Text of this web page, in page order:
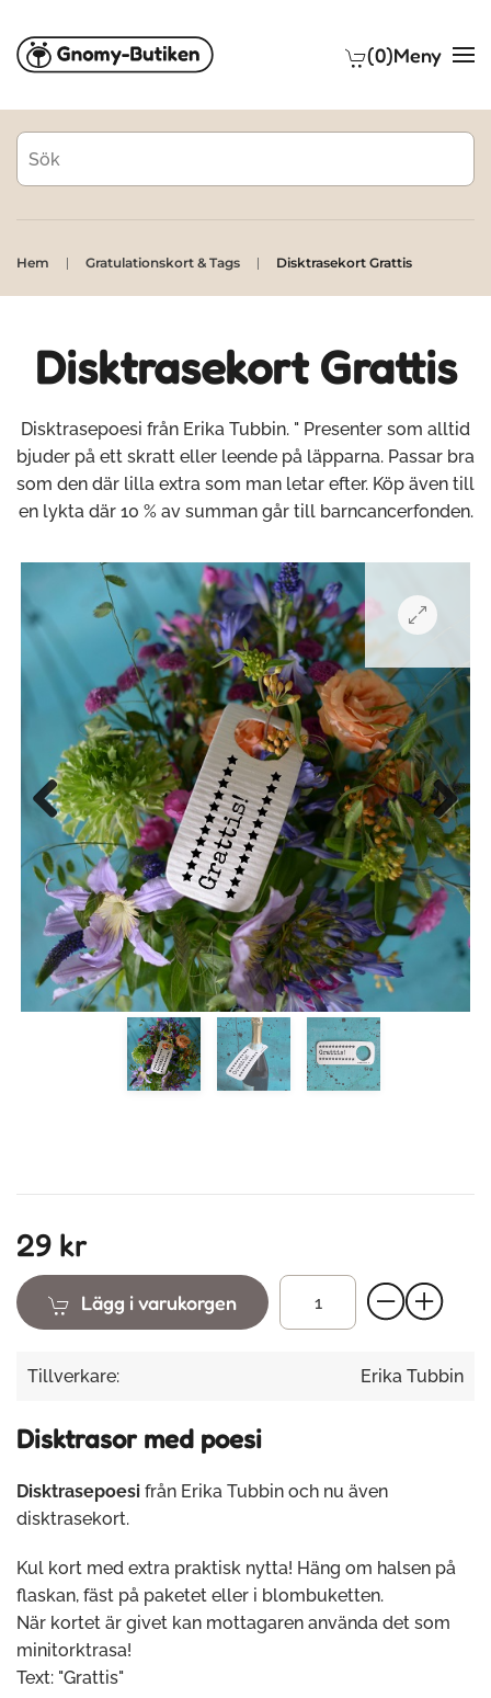
Skip to main content (0)Meny
Hem Gratulationskort & Tags Disktrasekort Grattis
Disktrasekort Grattis
Disktrasepoesi från Erika Tubbin. " Presenter som alltid
bjuder på ett skratt eller leende på läpparna. Passar bra
som den där lilla extra som man letar efter. Köp även till
en lykta där 10 % av summan går till barncancerfonden.
Previous Next
29 kr
Lägg i varukorgen
Tillverkare: Erika Tubbin
Disktrasor med poesi
Disktrasepoesi från Erika Tubbin och nu även
disktrasekort.
Kul kort med extra praktisk nytta! Häng om halsen på
flaskan, fäst på paketet eller i blombuketten.
När kortet är givet kan mottagaren använda det som
minitorktrasa!
Text: "Grattis"